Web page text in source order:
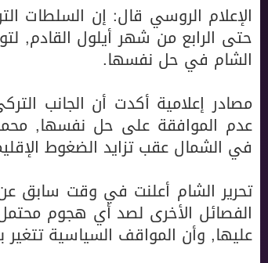
الإعلام الروسي قال: إن السلطات
حتى الرابع من شهر أيلول القادم,
الشام في حل نفسها.
مصادر إعلامية أكدت أن الجانب
عدم الموافقة على حل نفسها,
في الشمال عقب تزايد الضغوط
تحرير الشام أعلنت في وقت سابق
الفصائل الأخرى لصد أي هجوم
عليها, وأن المواقف السياسية تتغير